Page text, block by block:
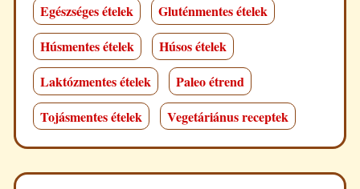
Egészséges ételek
Gluténmentes ételek
Húsmentes ételek
Húsos ételek
Laktózmentes ételek
Paleo étrend
Tojásmentes ételek
Vegetáriánus receptek